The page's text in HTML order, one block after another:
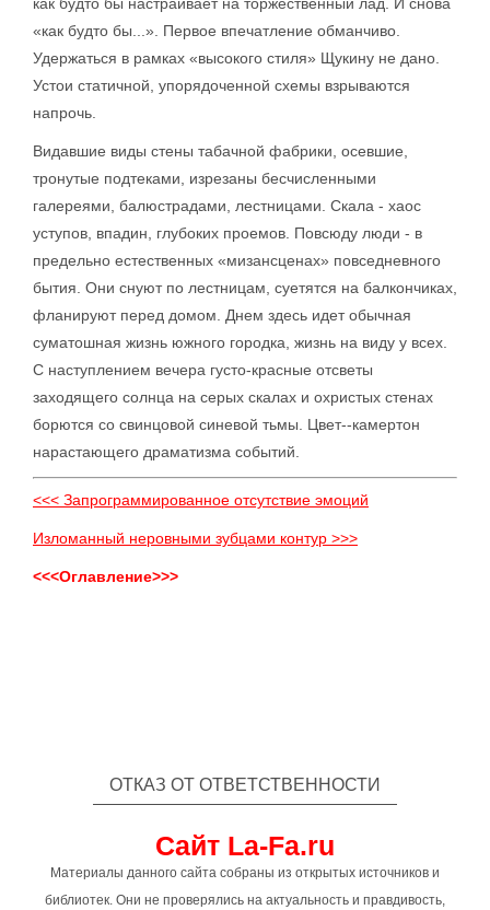
«как будто бы...». Первое впечатление обманчиво.
Удержаться в рамках «высокого стиля» Щукину не дано.
Устои статичной, упорядоченной схемы взрываются
напрочь.
Видавшие виды стены табачной фабрики, осевшие,
тронутые подтеками, изрезаны бесчисленными
галереями, балюстрадами, лестницами. Скала - хаос
уступов, впадин, глубоких проемов. Повсюду люди - в
предельно естественных «мизансценах» повседневного
бытия. Они снуют по лестницам, суетятся на балкончиках,
фланируют перед домом. Днем здесь идет обычная
суматошная жизнь южного городка, жизнь на виду у всех.
С наступлением вечера густо-красные отсветы
заходящего солнца на серых скалах и охристых стенах
борются со свинцовой синевой тьмы. Цвет--камертон
нарастающего драматизма событий.
<<< Запрограммированное отсутствие эмоций
Изломанный неровными зубцами контур >>>
<<<Оглавление>>>
ОТКАЗ ОТ ОТВЕТСТВЕННОСТИ
Сайт La-Fa.ru
Материалы данного сайта собраны из открытых источников и
библиотек. Они не проверялись на актуальность и правдивость,